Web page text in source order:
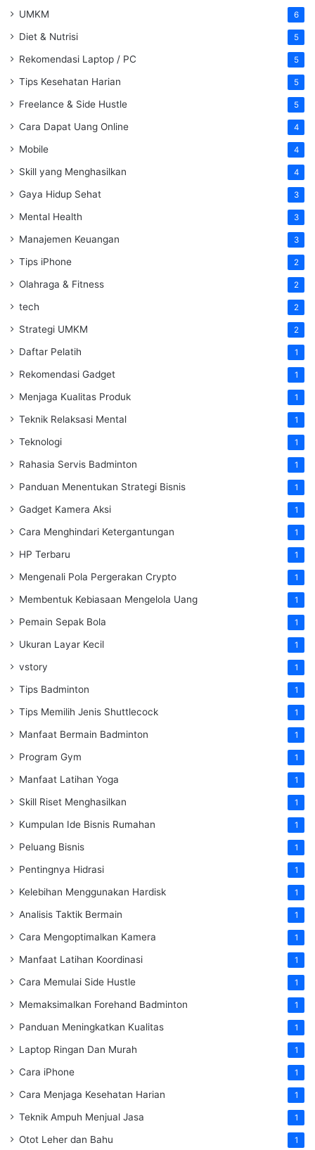
UMKM 6
Diet & Nutrisi 5
Rekomendasi Laptop / PC 5
Tips Kesehatan Harian 5
Freelance & Side Hustle 5
Cara Dapat Uang Online 4
Mobile 4
Skill yang Menghasilkan 4
Gaya Hidup Sehat 3
Mental Health 3
Manajemen Keuangan 3
Tips iPhone 2
Olahraga & Fitness 2
tech 2
Strategi UMKM 2
Daftar Pelatih 1
Rekomendasi Gadget 1
Menjaga Kualitas Produk 1
Teknik Relaksasi Mental 1
Teknologi 1
Rahasia Servis Badminton 1
Panduan Menentukan Strategi Bisnis 1
Gadget Kamera Aksi 1
Cara Menghindari Ketergantungan 1
HP Terbaru 1
Mengenali Pola Pergerakan Crypto 1
Membentuk Kebiasaan Mengelola Uang 1
Pemain Sepak Bola 1
Ukuran Layar Kecil 1
vstory 1
Tips Badminton 1
Tips Memilih Jenis Shuttlecock 1
Manfaat Bermain Badminton 1
Program Gym 1
Manfaat Latihan Yoga 1
Skill Riset Menghasilkan 1
Kumpulan Ide Bisnis Rumahan 1
Peluang Bisnis 1
Pentingnya Hidrasi 1
Kelebihan Menggunakan Hardisk 1
Analisis Taktik Bermain 1
Cara Mengoptimalkan Kamera 1
Manfaat Latihan Koordinasi 1
Cara Memulai Side Hustle 1
Memaksimalkan Forehand Badminton 1
Panduan Meningkatkan Kualitas 1
Laptop Ringan Dan Murah 1
Cara iPhone 1
Cara Menjaga Kesehatan Harian 1
Teknik Ampuh Menjual Jasa 1
Otot Leher dan Bahu 1